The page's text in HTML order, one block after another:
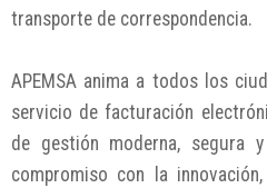
transporte de correspondencia.
APEMSA anima a todos los
servicio de facturación
de gestión moderna, segura
compromiso con la